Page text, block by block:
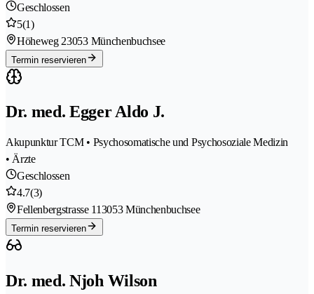
Geschlossen
5(1)
Höheweg 23053 Münchenbuchsee
Termin reservieren
Dr. med. Egger Aldo J.
Akupunktur TCM • Psychosomatische und Psychosoziale Medizin
• Ärzte
Geschlossen
4.7(3)
Fellenbergstrasse 113053 Münchenbuchsee
Termin reservieren
Dr. med. Njoh Wilson